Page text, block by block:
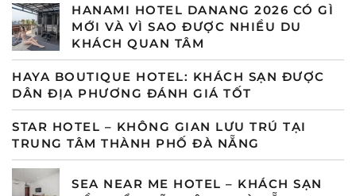
HANAMI HOTEL DANANG 2026 CÓ GÌ
MỚI VÀ VÌ SAO ĐƯỢC NHIỀU DU
KHÁCH QUAN TÂM
HAYA BOUTIQUE HOTEL: KHÁCH SẠN ĐƯỢC
DÂN ĐỊA PHƯƠNG ĐÁNH GIÁ TỐT
STAR HOTEL – KHÔNG GIAN LƯU TRÚ TẠI
TRUNG TÂM THÀNH PHỐ ĐÀ NẴNG
SEA NEAR ME HOTEL – KHÁCH SẠN